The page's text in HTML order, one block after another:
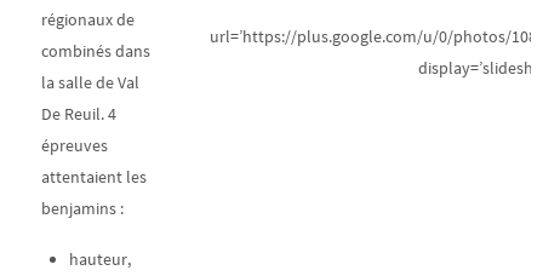
régionaux de
combinés dans
la salle de Val
De Reuil. 4
épreuves
attentaient les
benjamins :
hauteur,
url=’https://plus.google.com/u/0/photos/